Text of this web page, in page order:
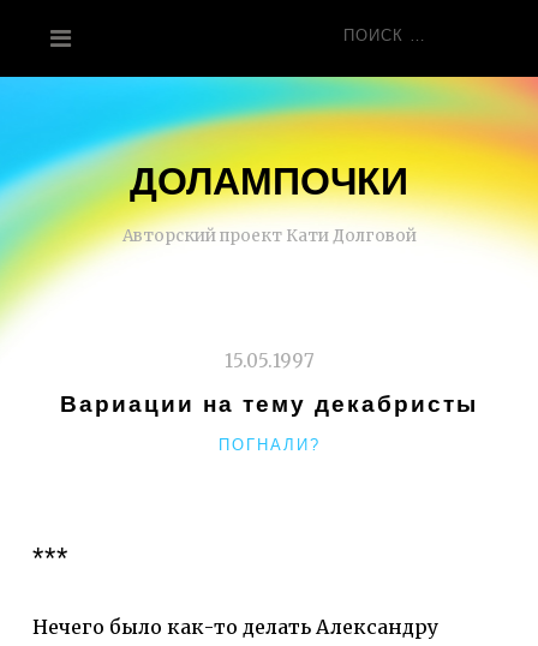
содержанию
Поиск
ДОЛАМПОЧКИ
Авторский проект Кати Долговой
15.05.1997
Вариации на тему декабристы
РУБРИКИ
ПОГНАЛИ?
***
Нечего было как-то делать Александру